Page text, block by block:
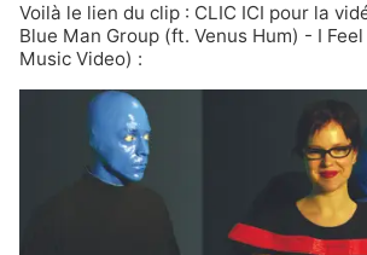
Voilà le lien du clip : CLIC ICI pour la
Blue Man Group (ft. Venus Hum) - I
Music Video) :